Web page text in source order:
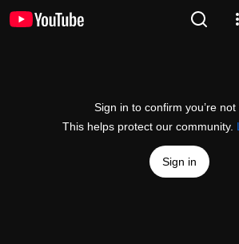
Sign in to confirm you’re not
This helps protect our community.
Sign in